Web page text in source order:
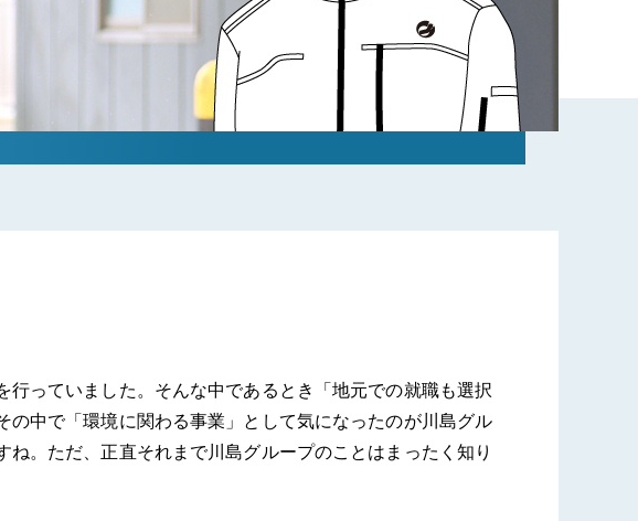
っていました。そんな中であるとき「地元での就職も選択
中で「環境に関わる事業」として気になったのが川島グル
。ただ、正直それまで川島グループのことはまったく知り